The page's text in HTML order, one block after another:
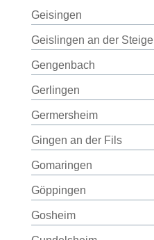
Geisingen
Geislingen an der Steige
Gengenbach
Gerlingen
Germersheim
Gingen an der Fils
Gomaringen
Göppingen
Gosheim